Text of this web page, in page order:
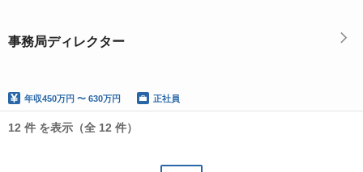
事務局ディレクター
年収450万円 〜 630万円 正社員
12 件 を表示（全 12 件）